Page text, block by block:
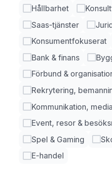
Hållbarhet
Saas-tjänster
Konsumentfokuserat
Bank & finans
Förbund &
Rekrytering,
Kommunikation,
Event, resor &
Spel & Gaming
E-handel